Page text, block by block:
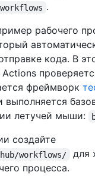
.
рабочего
кода. В
фреймворк
выполняется
летучей мыши:
создайте
workflows/
для
процесса.